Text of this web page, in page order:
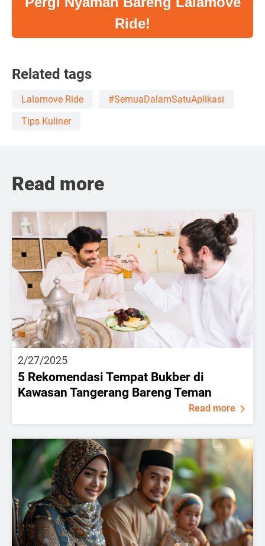
Ride!
Related tags
Lalamove Ride
#SemuaDalamSatuAplikasi
Tips Kuliner
Read more
2/27/2025
5 Rekomendasi Tempat Bukber di
Kawasan Tangerang Bareng Teman
Read more